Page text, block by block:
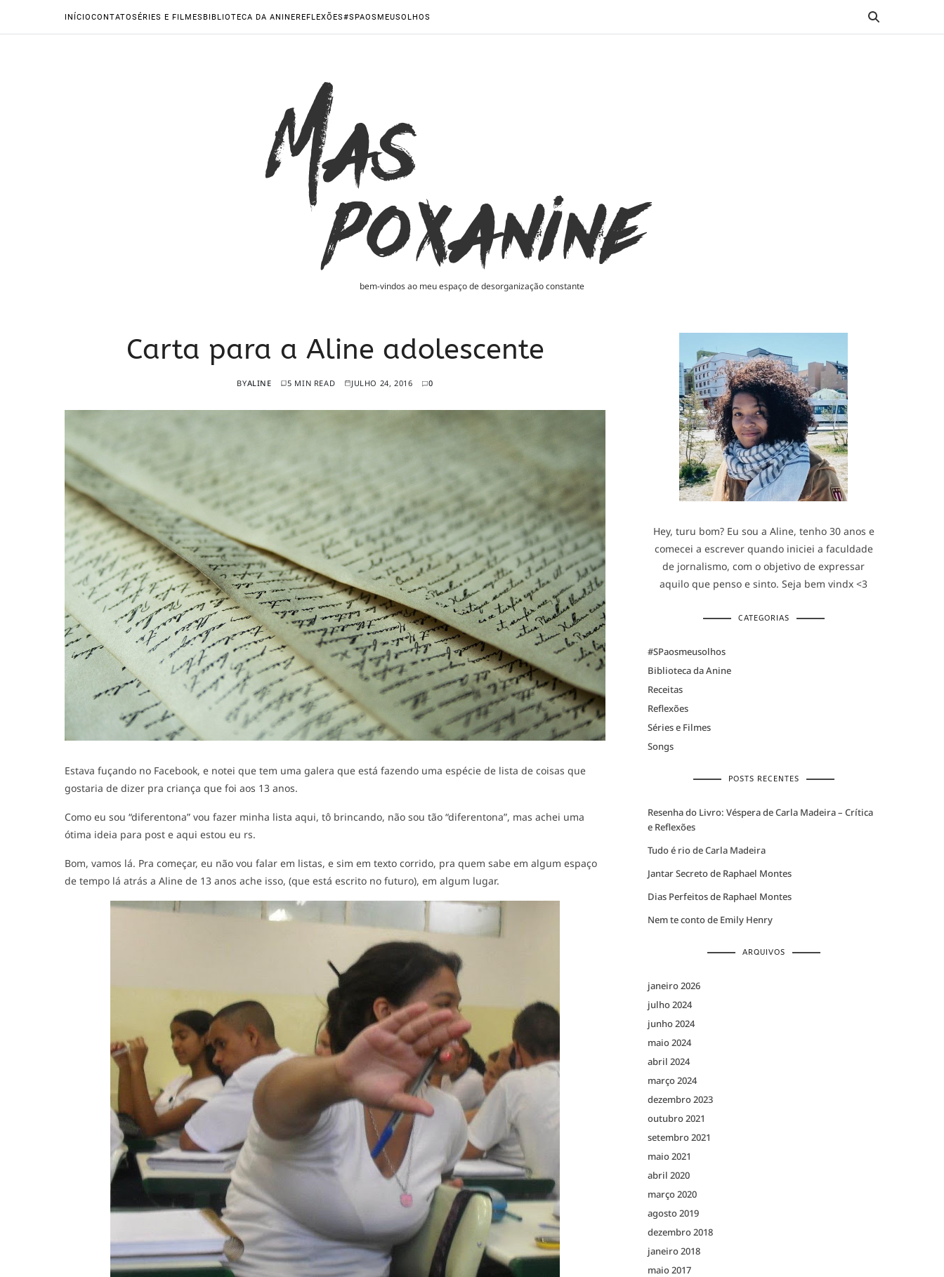
INÍCIOCONTATOSÉRIES E FILMESBIBLIOTECA DA ANINEREFLEXÕES#SPAOSMEUSOLHOS
bem-vindos ao meu espaço de desorganização constante
Carta para a Aline adolescente
BYALINE 5 MIN READ JULHO 24, 2016 0
Estava fuçando no Facebook, e notei que tem uma galera que está fazendo uma espécie de lista de coisas que
gostaria de dizer pra criança que foi aos 13 anos.
Como eu sou “diferentona” vou fazer minha lista aqui, tô brincando, não sou tão “diferentona”, mas achei uma
ótima ideia para post e aqui estou eu rs.
Bom, vamos lá. Pra começar, eu não vou falar em listas, e sim em texto corrido, pra quem sabe em algum espaço
de tempo lá atrás a Aline de 13 anos ache isso, (que está escrito no futuro), em algum lugar.
Hey, turu bom? Eu sou a Aline, tenho 30 anos e
comecei a escrever quando iniciei a faculdade
de jornalismo, com o objetivo de expressar
aquilo que penso e sinto. Seja bem vindx <3
CATEGORIAS
#SPaosmeusolhos
Biblioteca da Anine
Receitas
Reflexões
Séries e Filmes
Songs
POSTS RECENTES
Resenha do Livro: Véspera de Carla Madeira – Crítica
e Reflexões
Tudo é rio de Carla Madeira
Jantar Secreto de Raphael Montes
Dias Perfeitos de Raphael Montes
Nem te conto de Emily Henry
ARQUIVOS
janeiro 2026
julho 2024
junho 2024
maio 2024
abril 2024
março 2024
dezembro 2023
outubro 2021
setembro 2021
maio 2021
abril 2020
março 2020
agosto 2019
dezembro 2018
janeiro 2018
maio 2017